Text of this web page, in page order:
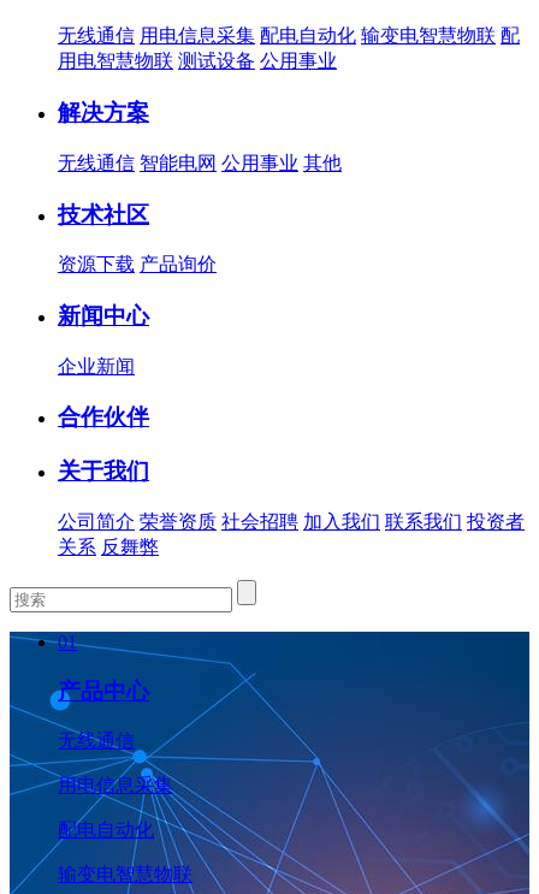
无线通信 用电信息采集 配电自动化 输变电智慧物联 配
用电智慧物联 测试设备 公用事业
解决方案
无线通信 智能电网 公用事业 其他
技术社区
资源下载 产品询价
新闻中心
企业新闻
合作伙伴
关于我们
公司简介 荣誉资质 社会招聘 加入我们 联系我们 投资者
关系 反舞弊
01
产品中心
无线通信
用电信息采集
配电自动化
输变电智慧物联